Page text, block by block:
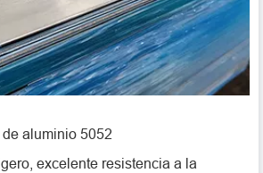
aluminio 5052
excelente resistencia a la